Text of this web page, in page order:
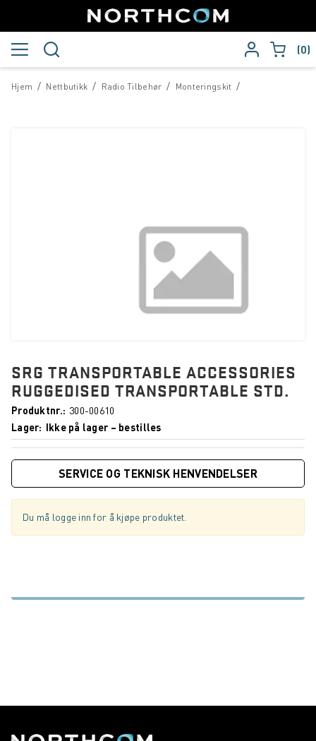
0
/
Hjem /
Nettbutikk /
Radio Tilbehør /
Monteringskit
SRG TRANSPORTABLE ACCESSORIES
RUGGEDISED TRANSPORTABLE STD.
Produktnr.
300-00610
Lager
Ikke på lager – bestilles
SERVICE OG TEKNISK HENVENDELSER
Du må logge inn for å kjøpe produktet.